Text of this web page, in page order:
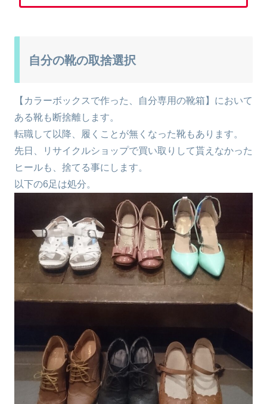
自分の靴の取捨選択
【カラーボックスで作った、自分専用の靴箱】において
ある靴も断捨離します。
転職して以降、履くことが無くなった靴もあります。
先日、リサイクルショップで買い取りして貰えなかった
ヒールも、捨てる事にします。
以下の6足は処分。